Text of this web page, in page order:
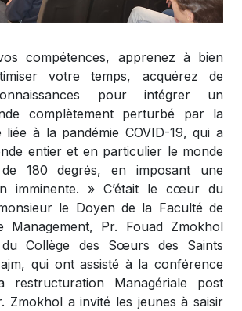
compétences, apprenez à bien
votre temps, acquérez de
pour intégrer un
complètement perturbé par la
liée à la pandémie COVID-19, qui a
entier et en particulier le monde
180 degrés, en imposant une
imminente. » C’était le cœur du
le Doyen de la Faculté de
Management, Pr. Fouad Zmokhol
Collège des Sœurs des Saints
qui ont assisté à la conférence
restructuration Managériale post
Zmokhol a invité les jeunes à saisir